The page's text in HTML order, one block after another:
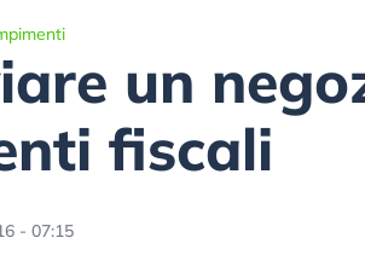
un
fiscali
- 07:15